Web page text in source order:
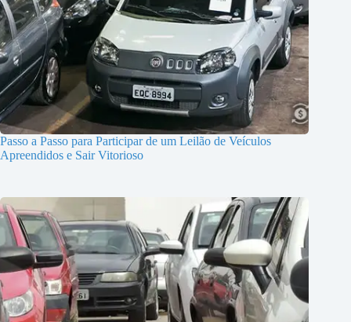
Passo a Passo para Participar de um Leilão de Veículos
Apreendidos e Sair Vitorioso